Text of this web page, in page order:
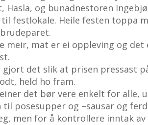
Hasla, og bunadnestoren
festlokale. Heile festen toppa
meir, mat er ei oppleving og
gjort det slik at prisen pressast
held ho fram.
det bør vere enkelt for alle,
til posesupper og –sausar og
men for å kontrollere inntak